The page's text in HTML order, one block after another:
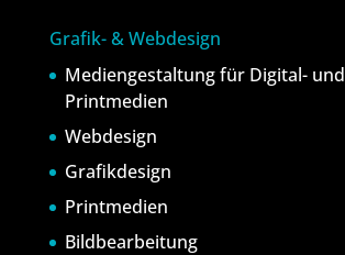
Grafik- & Webdesign
Mediengestaltung für Digital- und
Printmedien
Webdesign
Grafikdesign
Printmedien
Bildbearbeitung